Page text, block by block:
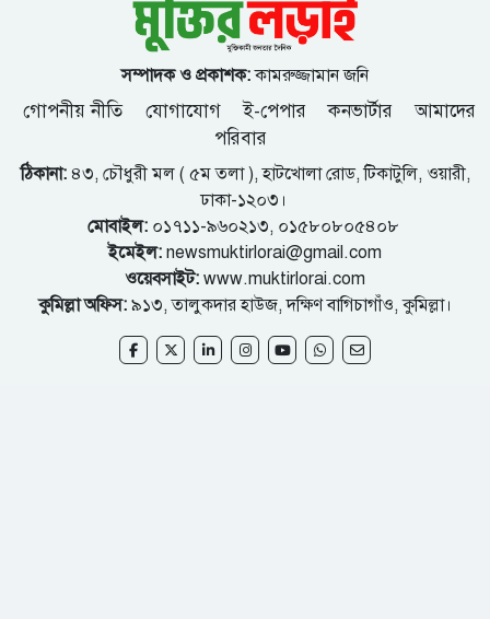
সম্পাদক ও প্রকাশক:কামরুজ্জামান জনি
গোপনীয় নীতি যোগাযোগ ই-পেপার কনভার্টার
আমাদের
পরিবার
ঠিকানা:৪৩, চৌধুরী মল ( ৫ম তলা ), হাটখোলা রোড, টিকাটুলি, ওয়ারী,
ঢাকা-১২০৩।
মোবাইল:০১৭১১-৯৬০২১৩, ০১৫৮০৮০৫৪০৮
ইমেইল: newsmuktirlorai@gmail.com
ওয়েবসাইট: www.muktirlorai.com
কুমিল্লা অফিস: ৯১৩, তালুকদার হাউজ, দক্ষিণ বাগিচাগাঁও, কুমিল্লা।